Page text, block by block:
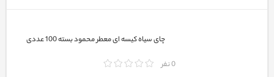
چای سیاه کیسه ای معطر محمود بسته 100 عددی
0 نفر